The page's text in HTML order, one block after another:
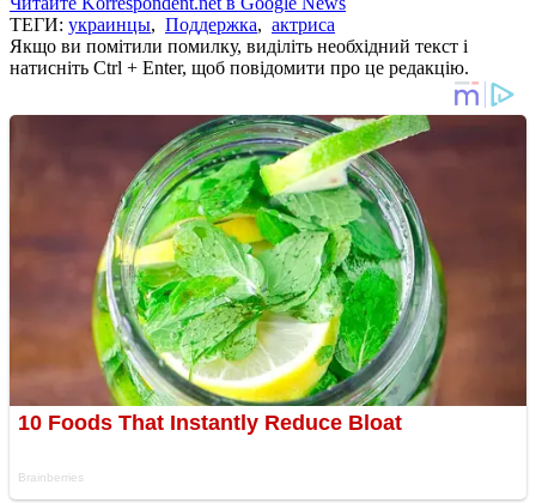
ТЕГИ: украинцы, Поддержка, актриса
Якщо ви помітили помилку, виділіть необхідний текст і
натисніть Ctrl + Enter, щоб повідомити про це редакцію.